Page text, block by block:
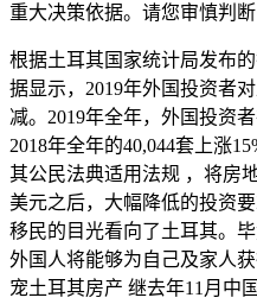
重大决策依据。请您审慎判
根据土耳其国家统计局发布
据显示，2019年外国投资者
减。2019年全年，外国投资
2018年全年的40,044套上涨
其公民法典适用法规 ，将房
美元之后，大幅降低的投资
移民的目光看向了土耳其。
外国人将能够为自己及家人
宠土耳其房产 继去年11月中